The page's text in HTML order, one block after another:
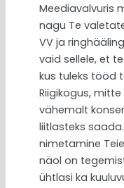
Meediavalvuris
nagu Te
VV ja
vaid sellele, et
kus tuleks tööd
Riigikogus,
vähemalt
liitlasteks
nimetamine
näol on
ühtlasi ka